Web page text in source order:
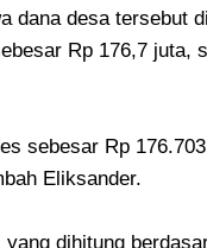
dana desa tersebut
Rp 176,7 juta,
sebesar Rp
Eliksander.
dihitung